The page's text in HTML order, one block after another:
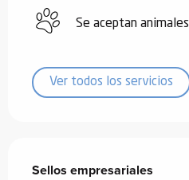
Se aceptan animales
Ver todos los servicios
Sellos empresariales
Sellos empresariales